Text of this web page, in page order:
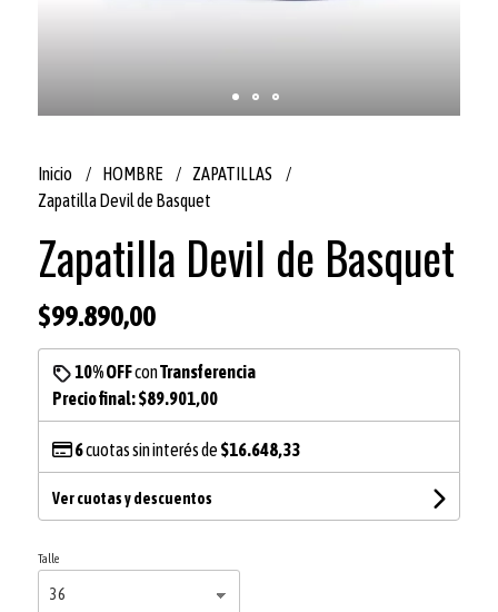
Inicio HOMBRE
ZAPATILLAS
Zapatilla Devil de Basquet
Zapatilla Devil de Basquet
$99.890,00
10% OFFconTransferencia
Precio final:$89.901,00
6cuotas sin interés de $16.648,33
Ver cuotas y descuentos
Talle